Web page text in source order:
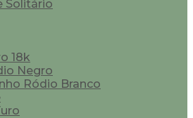
Solitário
18k
Negro
Ródio Branco